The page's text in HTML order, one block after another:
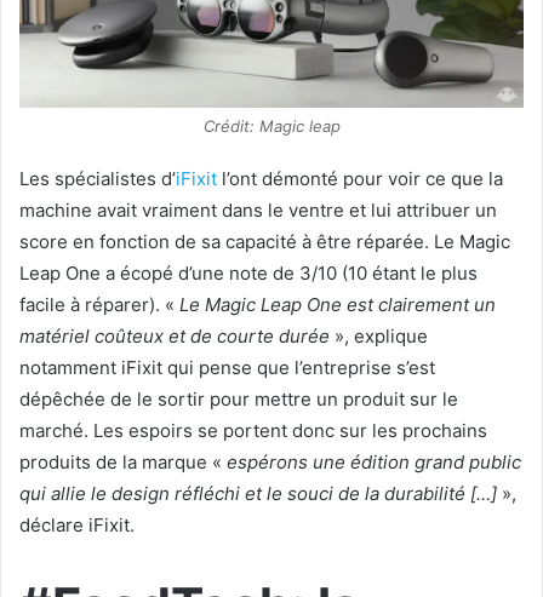
Crédit: Magic leap
Les spécialistes d’iFixit l’ont démonté pour voir ce que la
machine avait vraiment dans le ventre et lui attribuer un
score en fonction de sa capacité à être réparée. Le Magic
Leap One a écopé d’une note de 3/10 (10 étant le plus
facile à réparer). « Le Magic Leap One est clairement un
matériel coûteux et de courte durée », explique
notamment iFixit qui pense que l’entreprise s’est
dépêchée de le sortir pour mettre un produit sur le
marché. Les espoirs se portent donc sur les prochains
produits de la marque « espérons une édition grand public
qui allie le design réfléchi et le souci de la durabilité […] »,
déclare iFixit.